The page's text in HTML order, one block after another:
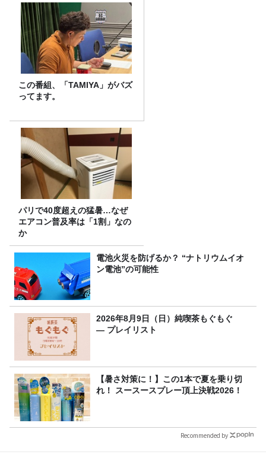
この番組、「TAMIYA」がバズ
ってます。
パリで40度超えの猛暑…なぜ
エアコン普及率は「1割」なの
か
電池火災を防げるか？ “ナトリウムイオ
ン電池”の可能性
2026年8月9日（日）純喫茶もぐもぐ
― プレイリスト
【暑さ対策に！】この1本で夏を乗り切
れ！ スースースプレー頂上決戦2026！
Recommended by